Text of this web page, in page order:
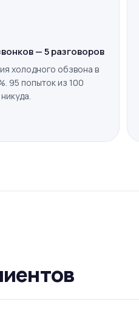
— 5 разговоров
холодного обзвона в
95 попыток из 100